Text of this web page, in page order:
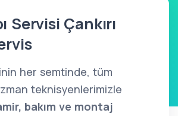
Servisi Çankırı
her semtinde, tüm
teknisyenlerimizle
bakım ve montaj